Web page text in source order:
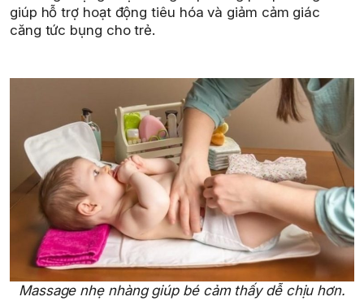
giúp hỗ trợ hoạt động tiêu hóa và giảm cảm giác
căng tức bụng cho trẻ.
Massage nhẹ nhàng giúp bé cảm thấy dễ chịu hơn.